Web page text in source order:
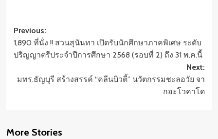
Post
navigation
Previous:
1,890 ที่นั่ง !! สวนสุนันทา เปิดรับนักศึกษาภาคพิเศษ ระดับ
ปริญญาตรีประจำปีการศึกษา 2568 (รอบที่ 2) ถึง 31 พ.ค.นี้
Next:
มทร.ธัญบุรี สร้างสรรค์ “คลีนบิวตี้” นวัตกรรมชะลอวัย จา
กอะโวคาโด
More Stories